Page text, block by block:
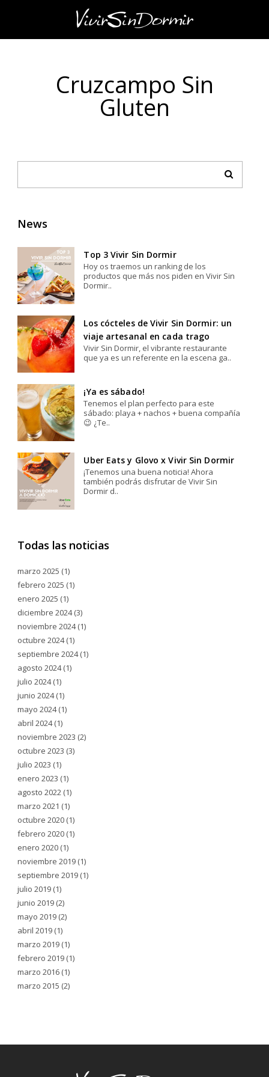
Cruzcampo Sin
Gluten
News
Top 3 Vivir Sin Dormir
Hoy os traemos un ranking de los
productos que más nos piden en Vivir Sin
Dormir..
Los cócteles de Vivir Sin Dormir: un
viaje artesanal en cada trago
Vivir Sin Dormir, el vibrante restaurante
que ya es un referente en la escena ga..
¡Ya es sábado!
Tenemos el plan perfecto para este
sábado: playa + nachos + buena compañía
😉 ¿Te..
Uber Eats y Glovo x Vivir Sin Dormir
¡Tenemos una buena noticia! Ahora
también podrás disfrutar de Vivir Sin
Dormir d..
Todas las noticias
marzo 2025 (1)
febrero 2025 (1)
enero 2025 (1)
diciembre 2024(3)
noviembre 2024(1)
octubre 2024(1)
septiembre 2024(1)
agosto 2024(1)
julio 2024(1)
junio 2024(1)
mayo 2024(1)
abril 2024(1)
noviembre 2023 (2)
octubre 2023 (3)
julio 2023 (1)
enero 2023 (1)
agosto 2022 (1)
marzo 2021 (1)
octubre 2020 (1)
febrero 2020 (1)
enero 2020 (1)
noviembre 2019 (1)
septiembre 2019 (1)
julio 2019 (1)
junio 2019 (2)
mayo 2019 (2)
abril 2019 (1)
marzo 2019 (1)
febrero 2019 (1)
marzo 2016 (1)
marzo 2015 (2)